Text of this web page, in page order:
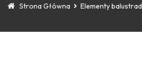
Strona Główna Elementy balustrad